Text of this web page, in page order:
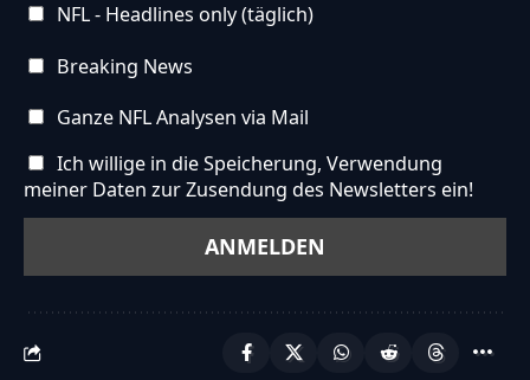
NFL - Headlines only (täglich)
Breaking News
Ganze NFL Analysen via Mail
Ich willige in die Speicherung, Verwendung
meiner Daten zur Zusendung des Newsletters ein!